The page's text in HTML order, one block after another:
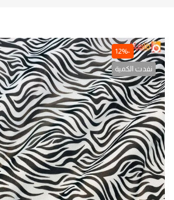
-12%
نفدت الكمية